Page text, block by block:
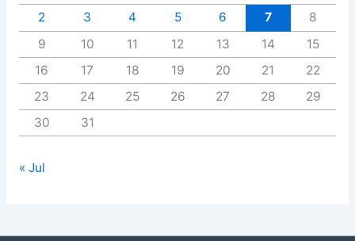
2
3 4 5 6 7
8
9
10 11 12 13 14
15
16
17 18 19 20 21
22
23
24 25 26 27 28
29
30
31
« Jul